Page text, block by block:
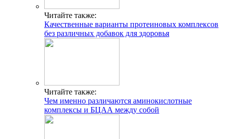
Читайте также:
Качественные варианты протеиновых комплексов
без различных добавок для здоровья
Читайте также:
Чем именно различаются аминокислотные
комплексы и БЦАА между собой
Г. МОСКВА, М. КРЫЛАТСКОЕ,
УЛ. КРЫЛАТСКАЯ